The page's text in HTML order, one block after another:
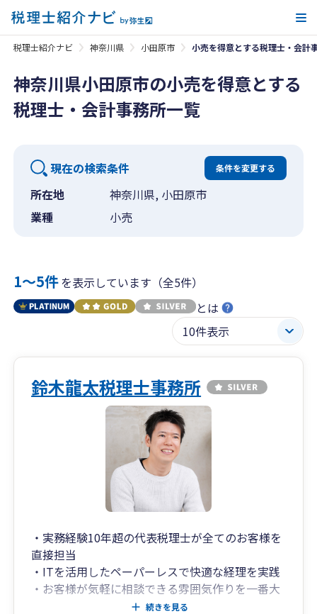
税理士紹介ナビ 神奈川県 小田原市 小売を得意とする税理士・会計
神奈川県小田原市の小売を得意とする
税理士・会計事務所一覧
現在の検索条件 条件を変更する
所在地
神奈川県, 小田原市
業種
小売
1〜5件を表示しています（全5件）
とは
鈴木龍太税理士事務所
・実務経験10年超の代表税理士が全てのお客様を
直接担当
・ITを活用したペーパーレスで快適な経理を実践
・お客様が気軽に相談できる雰囲気作りを一番大
続きを見る